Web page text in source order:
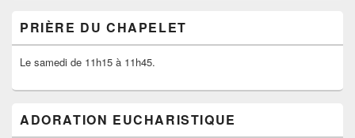
PRIÈRE DU CHAPELET
Le samedi de 11h15 à 11h45.
ADORATION EUCHARISTIQUE